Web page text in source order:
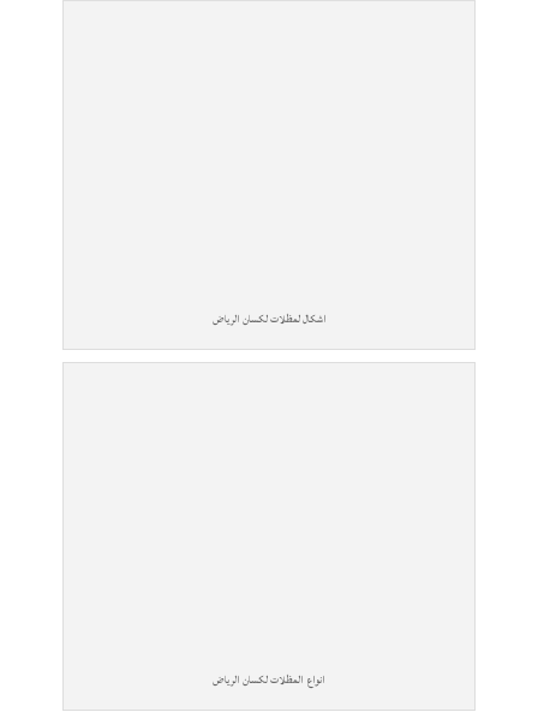
اشكال لمظلات لكسان الرياض
انواع المظلات لكسان الرياض